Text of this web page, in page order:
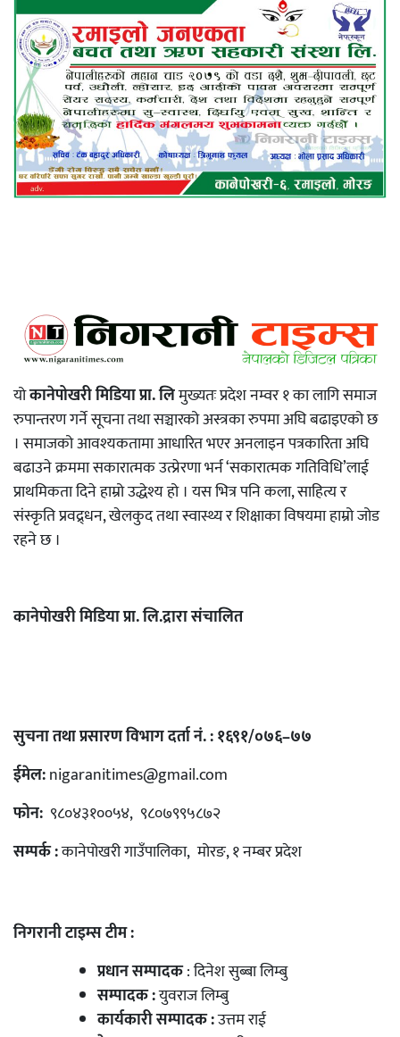
योकानेपोखरी मिडिया प्रा. लिमुख्यतः प्रदेश नम्वर १ का लागि समाज
रुपान्तरण गर्ने सूचना तथा सञ्चारको अस्त्रका रुपमा अघि बढाइएको छ
। समाजको आवश्यकतामा आधारित भएर अनलाइन पत्रकारिता अघि
बढाउने क्रममा सकारात्मक उत्प्रेरणा भर्न ‘सकारात्मक गतिविधि’लाई
प्राथमिकता दिने हाम्रो उद्धेश्य हो । यस भित्र पनि कला, साहित्य र
संस्कृति प्रवद्र्धन, खेलकुद तथा स्वास्थ्य र शिक्षाका विषयमा हाम्रो जोड
रहने छ ।
कानेपोखरी मिडिया प्रा. लि.द्रारा संचालित
सुचना तथा प्रसारण विभाग दर्ता नं. : १६९१/०७६–७७
ईमेल:nigaranitimes@gmail.com
फोन: ९८०४३१००५४, ९८०७९९५८७२
सम्पर्क :कानेपोखरी गाउँपालिका, मोरङ, १ नम्बर प्रदेश
निगरानी टाइम्स टीम :
प्रधान सम्पादक: दिनेश सुब्बा लिम्बु
सम्पादक :युवराज लिम्बु
कार्यकारी सम्पादक :उत्तम राई